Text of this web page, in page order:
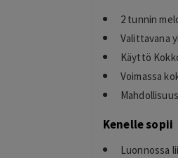
2 tunnin
Valittavana
Käyttö
Voimassa
Kenelle sopii
Luonnossa